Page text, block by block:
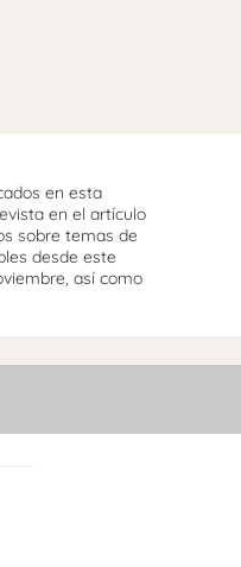
en esta
en el artículo
sobre temas de
desde este
así como